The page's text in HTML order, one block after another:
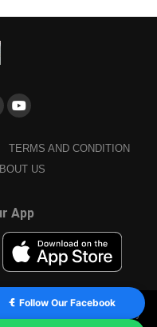
TERMS AND CONDITION
US
App
by SSDIGIMARK. powered by
Follow Our Facebook